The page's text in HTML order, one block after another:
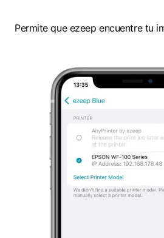
Permite que ezeep encuentre tu